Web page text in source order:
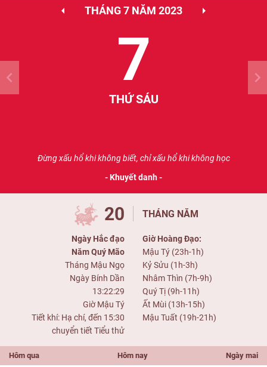
THÁNG 7 NĂM 2023
7
THỨ SÁU
Đừng xấu hổ khi không biết, chỉ xấu hổ khi không học
- Khuyết danh -
20
Ngày Hắc đạo
Năm Quý Mão
Tháng Mậu Ngọ
Ngày Bính Dần
13:22:29
Giờ Mậu Tý
Tiết khí: Hạ chí, đến 15:30
chuyển tiết Tiểu thử
THÁNG NĂM
Giờ Hoàng Đạo:
Mậu Tý (23h-1h)
Kỷ Sửu (1h-3h)
Nhâm Thìn (7h-9h)
Quý Tị (9h-11h)
Ất Mùi (13h-15h)
Mậu Tuất (19h-21h)
Hôm qua Hôm nay Ngày mai